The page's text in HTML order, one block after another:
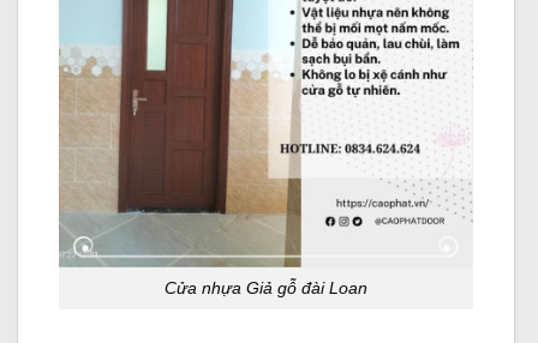
Cửa nhựa Giả gỗ đài Loan